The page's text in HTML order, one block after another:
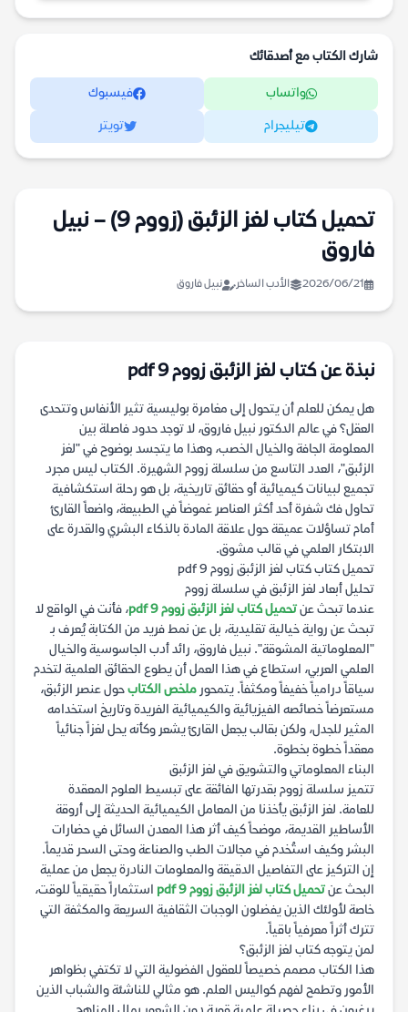
شارك الكتاب مع أصدقائك
واتساب فيسبوك
تيليجرام تويتر
تحميل كتاب لغز الزئبق (زووم 9) – نبيل
فاروق
2026/06/21 الأدب الساخر نبيل فاروق
نبذة عن كتاب لغز الزئبق زووم 9 pdf
هل يمكن للعلم أن يتحول إلى مغامرة بوليسية تثير الأنفاس وتتحدى
العقل؟ في عالم الدكتور نبيل فاروق، لا توجد حدود فاصلة بين
المعلومة الجافة والخيال الخصب، وهذا ما يتجسد بوضوح في "لغز
الزئبق"، العدد التاسع من سلسلة زووم الشهيرة. الكتاب ليس مجرد
تجميع لبيانات كيميائية أو حقائق تاريخية، بل هو رحلة استكشافية
تحاول فك شفرة أحد أكثر العناصر غموضاً في الطبيعة، واضعاً القارئ
أمام تساؤلات عميقة حول علاقة المادة بالذكاء البشري والقدرة على
الابتكار العلمي في قالب مشوق.
تحميل كتاب كتاب لغز الزئبق زووم 9 pdf
تحليل أبعاد لغز الزئبق في سلسلة زووم
عندما تبحث عنتحميل كتاب لغز الزئبق زووم 9 pdf
، فأنت في الواقع لا
تبحث عن رواية خيالية تقليدية، بل عن نمط فريد من الكتابة يُعرف بـ
"المعلوماتية المشوقة". نبيل فاروق، رائد أدب الجاسوسية والخيال
العلمي العربي، استطاع في هذا العمل أن يطوع الحقائق العلمية لتخدم
سياقاً درامياً خفيفاً ومكثفاً. يتمحور ملخص الكتابحول عنصر الزئبق،
مستعرضاً خصائصه الفيزيائية والكيميائية الفريدة وتاريخ استخدامه
المثير للجدل، ولكن بقالب يجعل القارئ يشعر وكأنه يحل لغزاً جنائياً
معقداً خطوة بخطوة.
البناء المعلوماتي والتشويق في لغز الزئبق
تتميز سلسلة زووم بقدرتها الفائقة على تبسيط العلوم المعقدة
للعامة. لغز الزئبق يأخذنا من المعامل الكيميائية الحديثة إلى أروقة
الأساطير القديمة، موضحاً كيف أثر هذا المعدن السائل في حضارات
البشر وكيف استُخدم في مجالات الطب والصناعة وحتى السحر قديماً.
إن التركيز على التفاصيل الدقيقة والمعلومات النادرة يجعل من عملية
البحث عنتحميل كتاب لغز الزئبق زووم 9 pdf
استثماراً حقيقياً للوقت،
خاصة لأولئك الذين يفضلون الوجبات الثقافية السريعة والمكثفة التي
تترك أثراً معرفياً باقياً.
لمن يتوجه كتاب لغز الزئبق؟
هذا الكتاب مصمم خصيصاً للعقول الفضولية التي لا تكتفي بظواهر
الأمور وتطمح لفهم كواليس العلم. هو مثالي للناشئة والشباب الذين